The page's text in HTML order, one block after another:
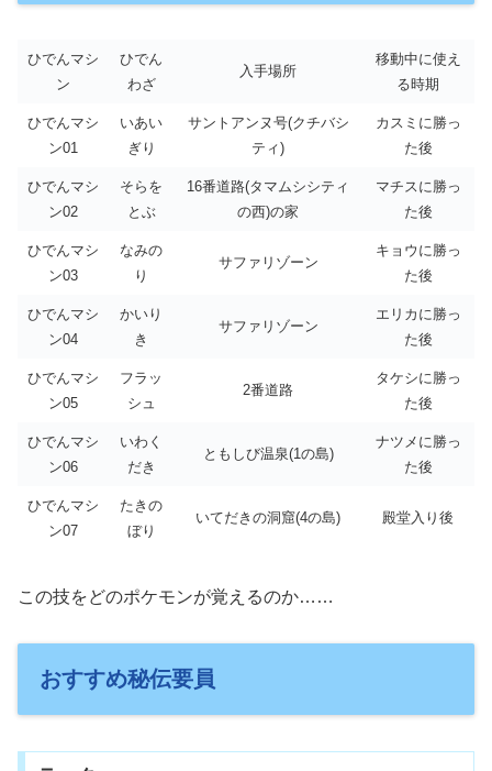
ひでんマシ
ン
ひでん
わざ
入手場所
移動中に使え
る時期
ひでんマシ
ン01
いあい
ぎり
サントアンヌ号(クチバシ
ティ)
カスミに勝っ
た後
ひでんマシ
ン02
そらを
とぶ
16番道路(タマムシシティ
の西)の家
マチスに勝っ
た後
ひでんマシ
ン03
なみの
り
サファリゾーン
キョウに勝っ
た後
ひでんマシ
ン04
かいり
き
サファリゾーン
エリカに勝っ
た後
ひでんマシ
ン05
フラッ
シュ
2番道路
タケシに勝っ
た後
ひでんマシ
ン06
いわく
だき
ともしび温泉(1の島)
ナツメに勝っ
た後
ひでんマシ
ン07
たきの
ぼり
いてだきの洞窟(4の島) 殿堂入り後
この技をどのポケモンが覚えるのか……
おすすめ秘伝要員